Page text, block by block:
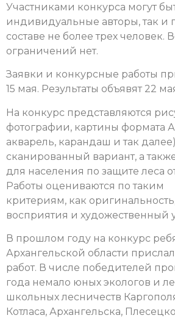
Участниками конкурса могут
индивидуальные авторы, так и
составе не более трех человек.
ограничений нет.
Заявки и конкурсные работы
15 мая. Результаты объявят 22
На конкурс представляются
фотографии, картины формата
акварель, карандаш и так
сканированный вариант, а
для населения по защите леса
Работы оцениваются по таким
критериям, как
восприятия и художественный
В прошлом году на конкурс
Архангельской области
работ. В числе победителей
года немало юных экологов и
школьных лесничеств
Котласа, Архангельска,